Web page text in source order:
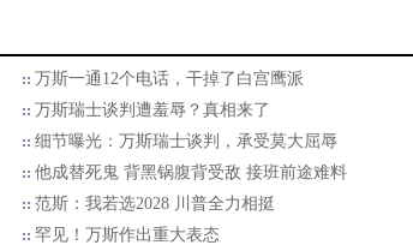
万斯一通12个电话，干掉了白宫鹰派
万斯瑞士谈判遭羞辱？真相来了
细节曝光：万斯瑞士谈判，承受莫大屈辱
他成替死鬼 背黑锅腹背受敌 接班前途难料
范斯：我若选2028 川普全力相挺
罕见！万斯作出重大表态